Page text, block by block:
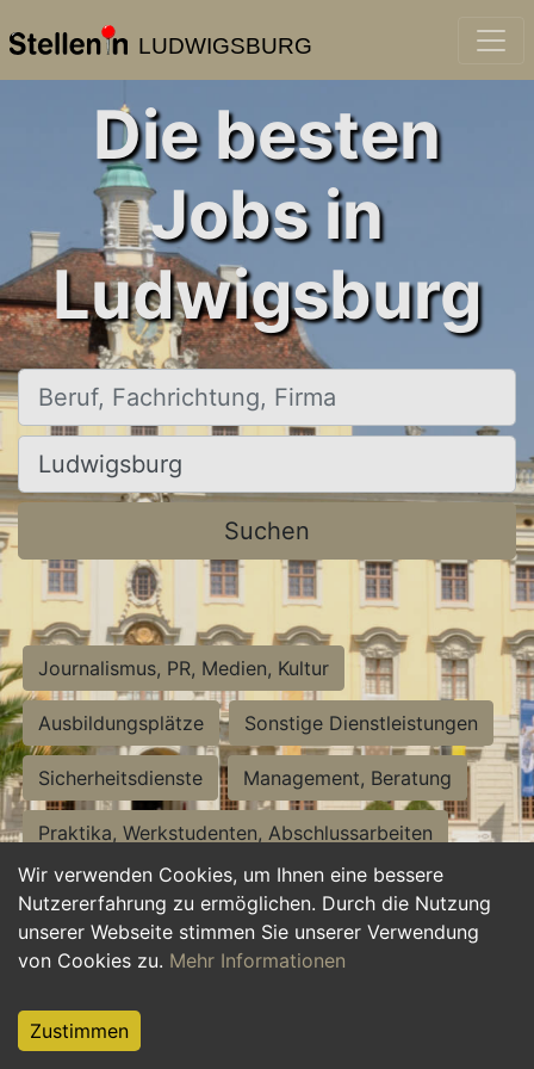
LUDWIGSBURG
Wir verwenden Cookies, um Ihnen eine bessere
Nutzererfahrung zu ermöglichen. Durch die Nutzung
unserer Webseite stimmen Sie unserer Verwendung
von Cookies zu. Mehr Informationen
Zustimmen
Die besten
Jobs in
Ludwigsburg
Beruf, Fachrichtung, Firma
Ort, Stadt
Suchen
Journalismus, PR, Medien, Kultur
Ausbildungsplätze Sonstige Dienstleistungen
Sicherheitsdienste Management, Beratung
Praktika, Werkstudenten, Abschlussarbeiten
Personalwesen Assistenz, Sekretariat
Hilfskräfte, Aushilfs- und Nebenjobs
Weiterbildung, Studium, duale Ausbildung